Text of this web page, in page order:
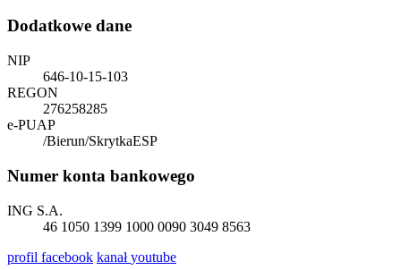
Dodatkowe dane
NIP
646-10-15-103
REGON
276258285
e-PUAP
/Bierun/SkrytkaESP
Numer konta bankowego
ING S.A.
46 1050 1399 1000 0090 3049 8563
profil facebook kanałyoutube